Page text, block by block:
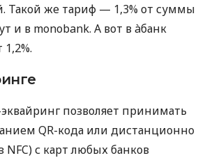
Такой же тариф — 1,3% от суммы
и в monobank. А вот в àбанк
1,2%.
позволяет принимать
QR-кода или дистанционно
NFC) с карт любых банков